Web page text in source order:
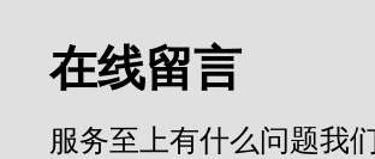
在线留言
服务至上有什么问题我